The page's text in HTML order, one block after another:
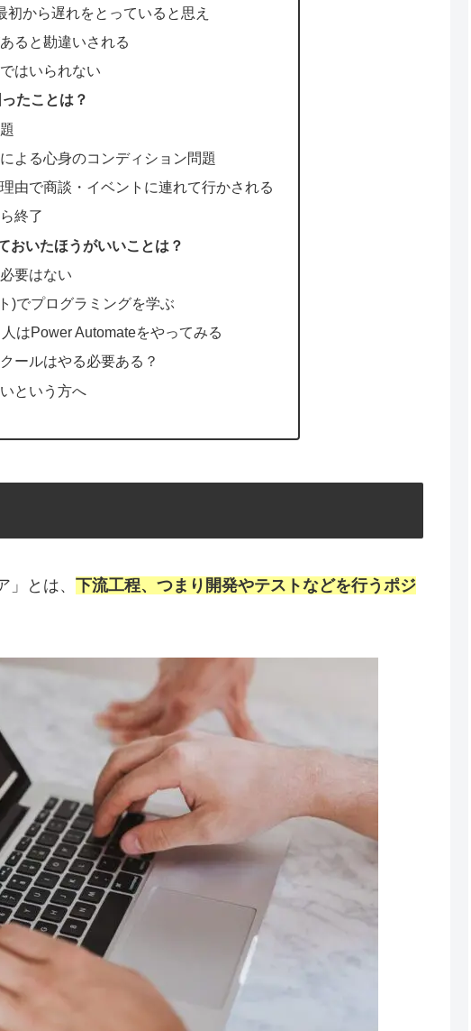
初から遅れをとっていると思え
ると勘違いされる
はいられない
たことは？
よる心身のコンディション問題
由で商談・イベントに連れて行かされる
終了
おいたほうがいいことは？
要はない
)でプログラミングを学ぶ
はPower Automateをやってみる
ールはやる必要ある？
という方へ
とは、 下流工程、つまり開発やテストなどを行うポジ